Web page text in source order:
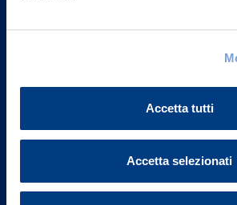
Accetta tutti
Accetta selezionati
Via Ignazio Gardella, 2
Governance
Investor Relations